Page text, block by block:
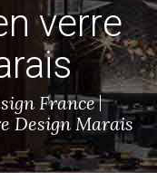
verre
France
Design Marais